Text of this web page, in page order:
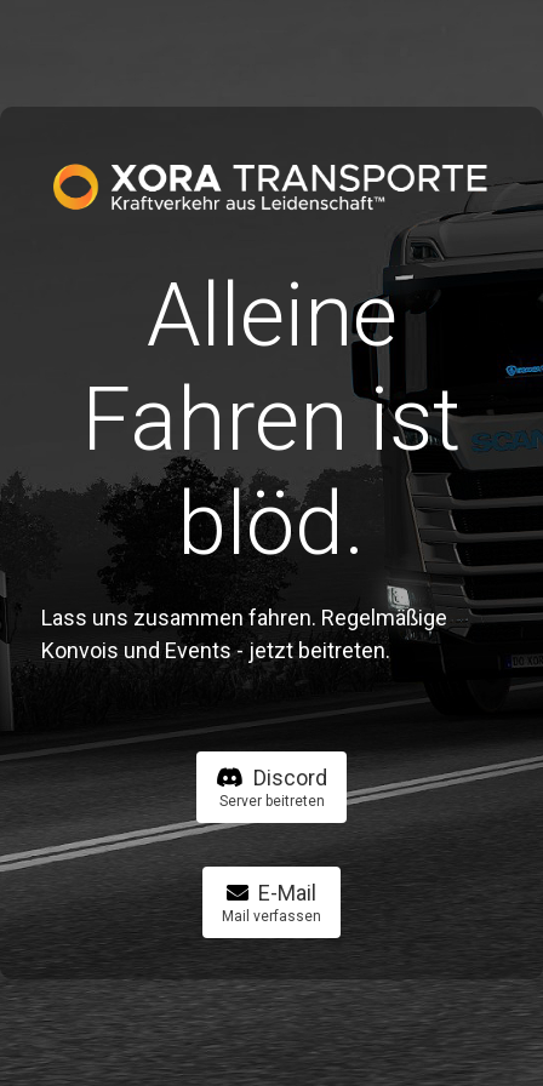
Alleine
Fahren ist
blöd.
Lass uns zusammen fahren. Regelmäßige
Konvois und Events - jetzt beitreten.
Discord
Server beitreten
E-Mail
Mail verfassen